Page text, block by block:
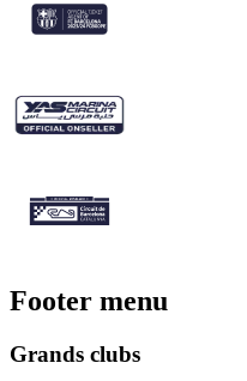
Footer menu
Grands clubs